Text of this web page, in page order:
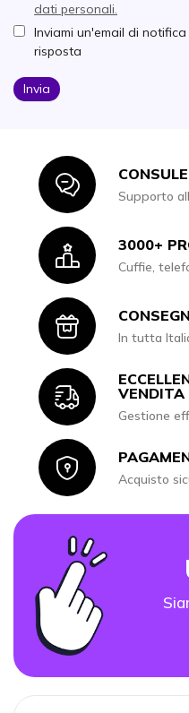
dati personali.
Inviami un'email di
risposta
Invia
IconSupporto
Icon3000+
Cuffie,
IconIn tutta
IconVENDITA
Gestione
IconAcquisto